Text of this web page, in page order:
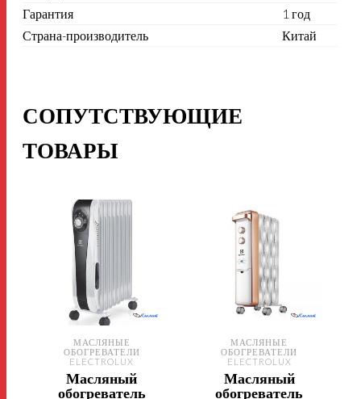
Гарантия
1 год
Страна-производитель
Китай
СОПУТСТВУЮЩИЕ
ТОВАРЫ
МАСЛЯНЫЕ
ОБОГРЕВАТЕЛИ
ELECTROLUX
Масляный
обогреватель
МАСЛЯНЫЕ
ОБОГРЕВАТЕЛИ
ELECTROLUX
Масляный
обогреватель